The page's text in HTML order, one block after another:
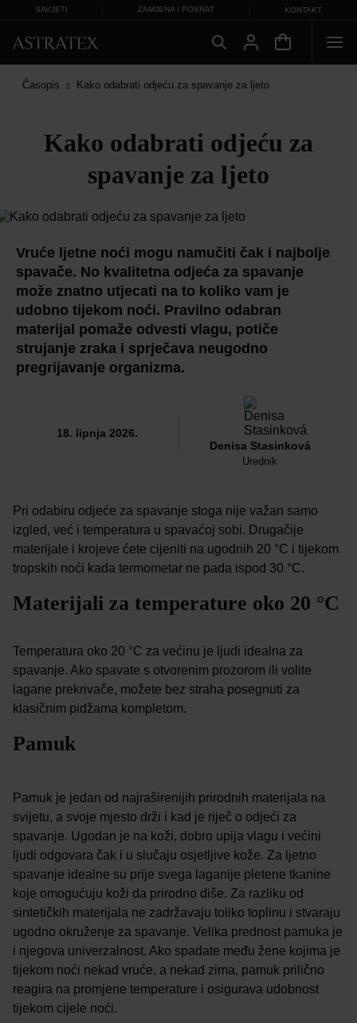
SAVJETI ZAMJENA I POVRAT KONTAKT
Časopis Kako odabrati odjeću za spavanje za ljeto
Kako odabrati odjeću za
spavanje za ljeto
Vruće ljetne noći mogu namučiti čak i najbolje
spavače. No kvalitetna odjeća za spavanje
može znatno utjecati na to koliko vam je
udobno tijekom noći. Pravilno odabran
materijal pomaže odvesti vlagu, potiče
strujanje zraka i sprječava neugodno
pregrijavanje organizma.
18. lipnja 2026.
Denisa Stasinková
Urednik
Pri odabiru odjeće za spavanje stoga nije važan samo
izgled, već i temperatura u spavaćoj sobi. Drugačije
materijale i krojeve ćete cijeniti na ugodnih 20 °C i tijekom
tropskih noći kada termometar ne pada ispod 30 °C.
Materijali za temperature oko 20 °C
Temperatura oko 20 °C za većinu je ljudi idealna za
spavanje. Ako spavate s otvorenim prozorom ili volite
lagane prekrivače, možete bez straha posegnuti za
klasičnim pidžama kompletom.
Pamuk
Pamuk je jedan od najraširenijih prirodnih materijala na
svijetu, a svoje mjesto drži i kad je riječ o odjeći za
spavanje. Ugodan je na koži, dobro upija vlagu i većini
ljudi odgovara čak i u slučaju osjetljive kože. Za ljetno
spavanje idealne su prije svega laganije pletene tkanine
koje omogućuju koži da prirodno diše. Za razliku od
sintetičkih materijala ne zadržavaju toliko toplinu i stvaraju
ugodno okruženje za spavanje. Velika prednost pamuka je
i njegova univerzalnost. Ako spadate među žene kojima je
tijekom noći nekad vruće, a nekad zima, pamuk prilično
reagira na promjene temperature i osigurava udobnost
tijekom cijele noći.